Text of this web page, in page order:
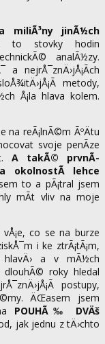
miliÃ³ny jinÃ½ch
to stovky hodin
analÃ½zy.
nejrÅ¯znÄ›jÅ¡Ã­ch
metody,
Å¡la hlava kolem.
na reÃ¡lnÃ©m ÃºÄtu
svoje penÃ­ze
A takÃ© prvnÃ­
okolnostÃ­ lehce
to a pÃ¡tral jsem
mÃ­t vliv na moje
co se na burze
i ke ztrÃ¡tÃ¡m,
a v mÃ½ch
dlouhÃ© roky hledal
postupy,
ÄŒasem jsem
POUHÃ‰ DVÄš
jak jednu z tÄ›chto